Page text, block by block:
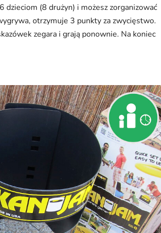
(8 drużyn) i możesz zorganizować
otrzymuje 3 punkty za zwycięstwo.
zegara i grają ponownie. Na koniec